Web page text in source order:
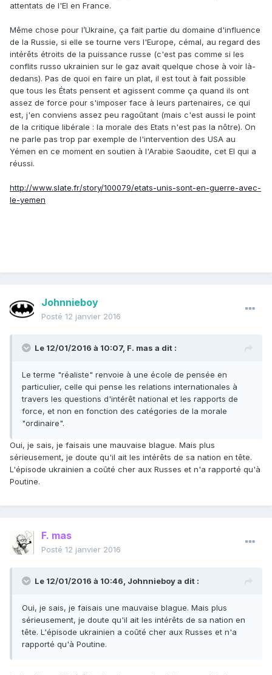
attentats de l'EI en France.
Même chose pour l’Ukraine, ça fait partie du domaine d'influence
de la Russie, si elle se tourne vers l'Europe, cémal, au regard des
intérêts étroits de la puissance russe (c'est pas comme si les
conflits russo ukrainien sur le gaz avait quelque chose à voir là-
dedans). Pas de quoi en faire un plat, il est tout à fait possible
que tous les États pensent et agissent comme ça quand ils ont
assez de force pour s'imposer face à leurs partenaires, ce qui
est, j'en conviens assez peu ragoûtant (mais c'est aussi le point
de la critique libérale : la morale des Etats n'est pas la nôtre). On
ne parle pas trop par exemple de l'intervention des USA au
Yémen en ce moment en soutien à l'Arabie Saoudite, cet EI qui a
réussi.
http://www.slate.fr/story/100079/etats-unis-sont-en-guerre-avec-
le-yemen
Johnnieboy
Posté 12 janvier 2016
Le 12/01/2016 à 10:07, F. mas a dit :
Le terme "réaliste" renvoie à une école de pensée en
particulier, celle qui pense les relations internationales à
travers les questions d'intérêt national et les rapports de
force, et non en fonction des catégories de la morale
"ordinaire".
Oui, je sais, je faisais une mauvaise blague. Mais plus
sérieusement, je doute qu'il ait les intérêts de sa nation en tête.
L'épisode ukrainien a coûté cher aux Russes et n'a rapporté qu'à
Poutine.
F. mas
Posté 12 janvier 2016
Le 12/01/2016 à 10:46, Johnnieboy a dit :
Oui, je sais, je faisais une mauvaise blague. Mais plus
sérieusement, je doute qu'il ait les intérêts de sa nation en
tête. L'épisode ukrainien a coûté cher aux Russes et n'a
rapporté qu'à Poutine.